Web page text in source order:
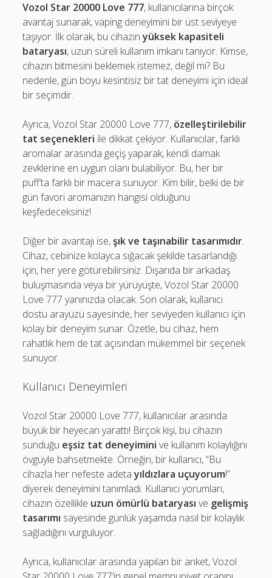
Vozol Star 20000 Love 777, kullanıcılarına birçok
avantaj sunarak, vaping deneyimini bir üst seviyeye
taşıyor. İlk olarak, bu cihazınyüksek kapasiteli
bataryası, uzun süreli kullanım imkanı tanıyor. Kimse,
cihazın bitmesini beklemek istemez, değil mi? Bu
nedenle, gün boyu kesintisiz bir tat deneyimi için ideal
bir seçimdir.
Ayrıca, Vozol Star 20000 Love 777, özelleştirilebilir
tat seçenekleri ile dikkat çekiyor. Kullanıcılar, farklı
aromalar arasında geçiş yaparak, kendi damak
zevklerine en uygun olanı bulabiliyor. Bu, her bir
puff’ta farklı bir macera sunuyor. Kim bilir, belki de bir
gün favori aromanızın hangisi olduğunu
keşfedeceksiniz!
Diğer bir avantajı ise,şık ve taşınabilir tasarımıdır.
Cihaz, cebinize kolayca sığacak şekilde tasarlandığı
için, her yere götürebilirsiniz. Dışarıda bir arkadaş
buluşmasında veya bir yürüyüşte, Vozol Star 20000
Love 777 yanınızda olacak. Son olarak, kullanıcı
dostu arayüzü sayesinde, her seviyeden kullanıcı için
kolay bir deneyim sunar. Özetle, bu cihaz, hem
rahatlık hem de tat açısından mükemmel bir seçenek
sunuyor.
Kullanıcı Deneyimleri
Vozol Star 20000 Love 777, kullanıcılar arasında
büyük bir heyecan yarattı! Birçok kişi, bu cihazın
sunduğu eşsiz tat deneyimini ve kullanım kolaylığını
övgüyle bahsetmekte. Örneğin, bir kullanıcı, “Bu
cihazla her nefeste adetayıldızlara uçuyorum!”
diyerek deneyimini tanımladı. Kullanıcı yorumları,
cihazın özellikle uzun ömürlü bataryası ve gelişmiş
tasarımı sayesinde günlük yaşamda nasıl bir kolaylık
sağladığını vurguluyor.
Ayrıca, kullanıcılar arasında yapılan bir anket, Vozol